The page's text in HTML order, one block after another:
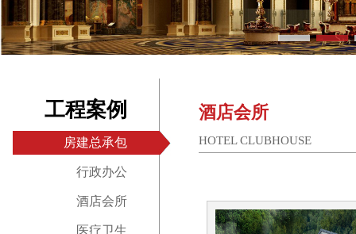
工程案例
房建总承包
行政办公
酒店会所
医疗卫生
酒店会所
HOTEL CLUBHOUSE